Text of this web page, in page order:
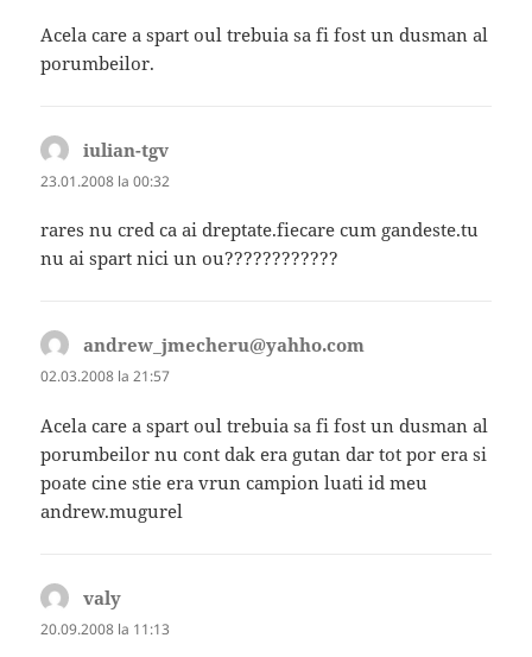
Acela care a spart oul trebuia sa fi fost un dusman al
porumbeilor.
iulian-tgv
23.01.2008 la 00:32
rares nu cred ca ai dreptate.fiecare cum gandeste.tu
nu ai spart nici un ou????????????
andrew_jmecheru@yahho.com
02.03.2008 la 21:57
Acela care a spart oul trebuia sa fi fost un dusman al
porumbeilor nu cont dak era gutan dar tot por era si
poate cine stie era vrun campion luati id meu
andrew.mugurel
valy
20.09.2008 la 11:13